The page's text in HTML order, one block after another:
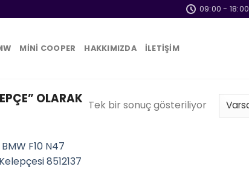
09:00 - 18:00
MİNİ COOPER HAKKIMIZDA İLETİŞİM
OLARAK Tek bir sonuç gösteriliyor